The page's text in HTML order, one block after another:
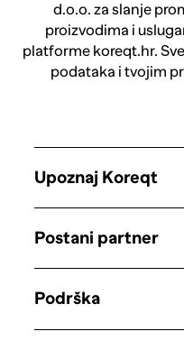
d.o.o. za slanje
proizvodima i
platforme koreqt.hr.
podataka i tvojim
Upoznaj Koreqt
Postani partner
Podrška